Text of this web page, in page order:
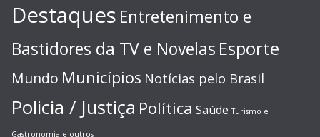
Destaques Entretenimento e
Bastidores da TV e Novelas Esporte
Mundo Municípios Notícias pelo Brasil
Policia / Justiça Política Saúde Turismo e
Gastronomia e outros